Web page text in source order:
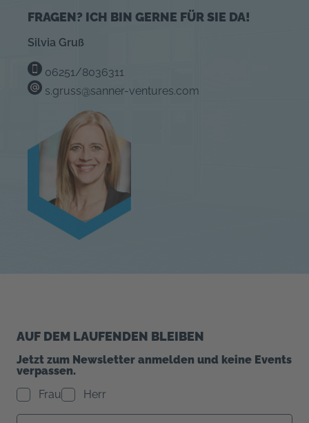
FRAGEN? ICH BIN GERNE FÜR SIE DA!
Silvia Gruß
06251/8036311
s.gruss@sanner-ventures.com
AUF DEM LAUFENDEN BLEIBEN
Jetzt zum Newsletter anmelden und keine Events
verpassen.
Frau
Herr